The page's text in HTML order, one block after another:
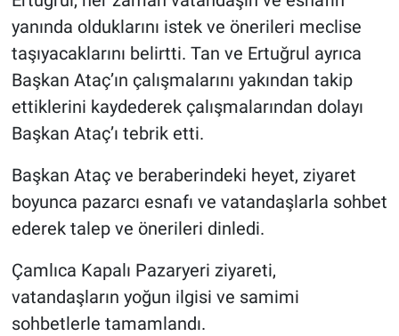
yanında olduklarını istek ve önerileri meclise
taşıyacaklarını belirtti. Tan ve Ertuğrul ayrıca
Başkan Ataç’ın çalışmalarını yakından takip
ettiklerini kaydederek çalışmalarından dolayı
Başkan Ataç’ı tebrik etti.
Başkan Ataç ve beraberindeki heyet, ziyaret
boyunca pazarcı esnafı ve vatandaşlarla sohbet
ederek talep ve önerileri dinledi.
Çamlıca Kapalı Pazaryeri ziyareti,
vatandaşların yoğun ilgisi ve samimi
sohbetlerle tamamlandı.